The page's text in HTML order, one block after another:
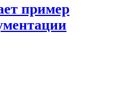
пример